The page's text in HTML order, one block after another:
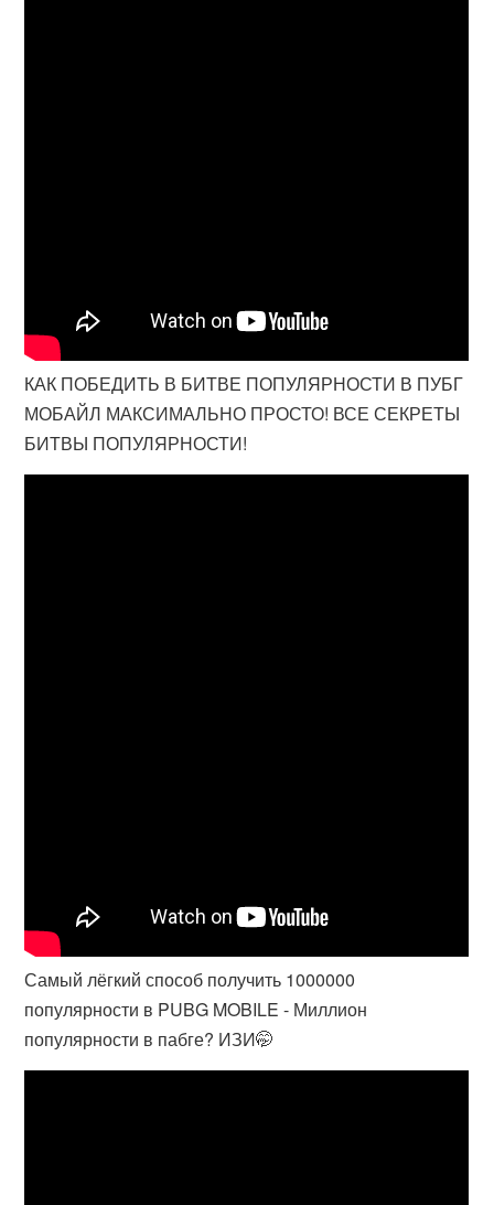
КАК ПОБЕДИТЬ В БИТВЕ ПОПУЛЯРНОСТИ В ПУБГ
МОБАЙЛ МАКСИМАЛЬНО ПРОСТО! ВСЕ СЕКРЕТЫ
БИТВЫ ПОПУЛЯРНОСТИ!
Самый лёгкий способ получить 1000000
популярности в PUBG MOBILE - Миллион
популярности в пабге? ИЗИ🤭